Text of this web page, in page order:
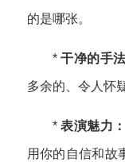
的是哪张。
*干净的手法
多余的、令人怀
*表演魅力：
用你的自信和故